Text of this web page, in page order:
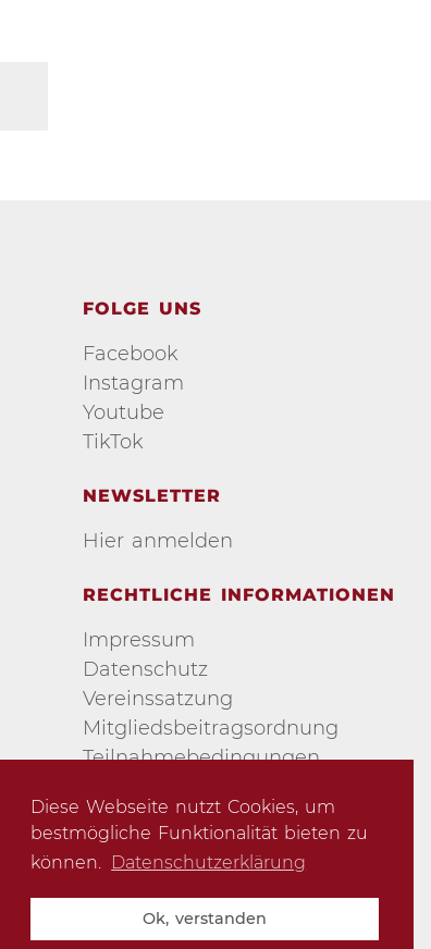
Diese Webseite nutzt Cookies, um
bestmögliche Funktionalität bieten zu
können. Datenschutzerklärung
Ok, verstanden
FOLGE UNS
Facebook
Instagram
Youtube
TikTok
NEWSLETTER
Hier anmelden
RECHTLICHE INFORMATIONEN
Impressum
Datenschutz
Vereinssatzung
Mitgliedsbeitragsordnung
Teilnahmebedingungen
AGB